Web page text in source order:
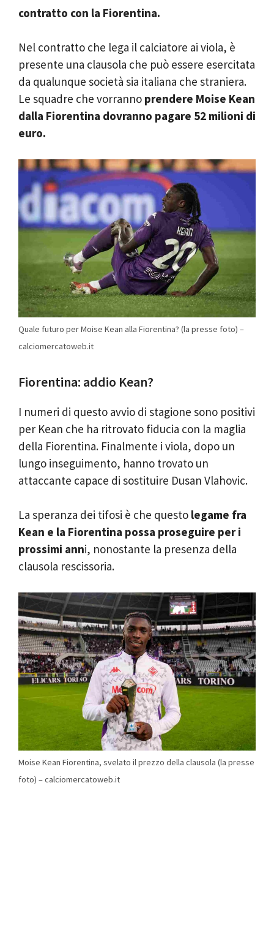
contratto con la Fiorentina.
Nel contratto che lega il calciatore ai viola, è
presente una clausola che può essere esercitata
da qualunque società sia italiana che straniera.
Le squadre che vorranno prendere Moise Kean
dalla Fiorentina dovranno pagare 52 milioni di
euro.
Quale futuro per Moise Kean alla Fiorentina? (la presse foto) –
calciomercatoweb.it
Fiorentina: addio Kean?
I numeri di questo avvio di stagione sono positivi
per Kean che ha ritrovato fiducia con la maglia
della Fiorentina. Finalmente i viola, dopo un
lungo inseguimento, hanno trovato un
attaccante capace di sostituire Dusan Vlahovic.
La speranza dei tifosi è che questo legame fra
Kean e la Fiorentina possa proseguire per i
prossimi anni, nonostante la presenza della
clausola rescissoria.
Moise Kean Fiorentina, svelato il prezzo della clausola (la presse
foto) – calciomercatoweb.it